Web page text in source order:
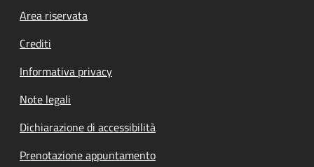
Footer menu
Area riservata
Crediti
Informativa privacy
Note legali
Dichiarazione di accessibilità
Prenotazione appuntamento